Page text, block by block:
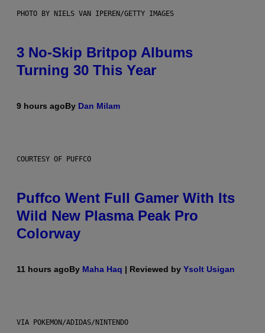
PHOTO BY NIELS VAN IPEREN/GETTY IMAGES
3 No-Skip Britpop Albums
Turning 30 This Year
9 hours agoBy Dan Milam
COURTESY OF PUFFCO
Puffco Went Full Gamer With Its
Wild New Plasma Peak Pro
Colorway
11 hours agoBy Maha Haq | Reviewed by Ysolt Usigan
VIA POKEMON/ADIDAS/NINTENDO